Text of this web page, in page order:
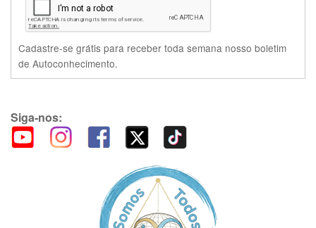
Cadastre-se grátis para receber toda semana nosso boletim
de Autoconhecimento.
Siga-nos: